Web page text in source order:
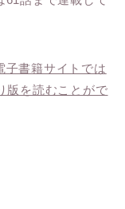
子書籍サイトでは
版を読むことがで